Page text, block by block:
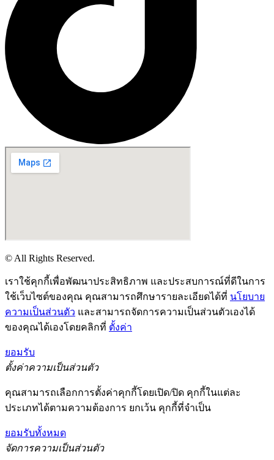
© All Rights Reserved.
เราใช้คุกกี้เพื่อพัฒนาประสิทธิภาพ และประสบการณ์ที่ดีในการ
ใช้เว็บไซต์ของคุณ คุณสามารถศึกษารายละเอียดได้ที่ นโยบาย
ความเป็นส่วนตัว และสามารถจัดการความเป็นส่วนตัวเองได้
ของคุณได้เองโดยคลิกที่ ตั้งค่า
ยอมรับ
ตั้งค่าความเป็นส่วนตัว
คุณสามารถเลือกการตั้งค่าคุกกี้โดยเปิด/ปิด คุกกี้ในแต่ละ
ประเภทได้ตามความต้องการ ยกเว้น คุกกี้ที่จำเป็น
ยอมรับทั้งหมด
จัดการความเป็นส่วนตัว